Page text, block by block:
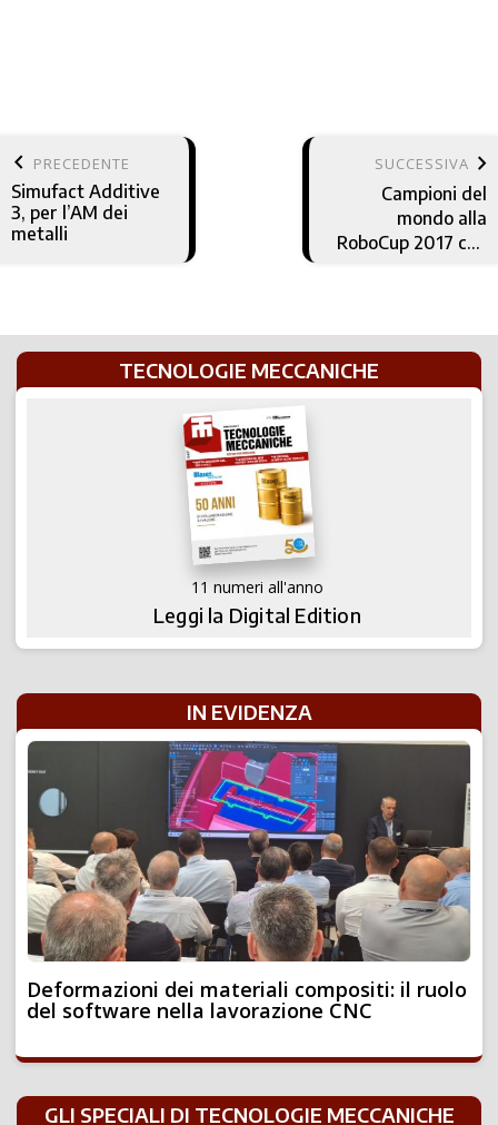
keyboard_arrow_left PRECEDENTE
Simufact Additive
3, per l’AM dei
metalli
SUCCESSIVA keyboard_arrow_right
Campioni del
mondo alla
RoboCup 2017 con
TECNOLOGIE MECCANICHE
11 numeri all'anno
Leggi la Digital Edition
IN EVIDENZA
Deformazioni dei materiali compositi: il ruolo
del software nella lavorazione CNC
GLI SPECIALI DI TECNOLOGIE MECCANICHE